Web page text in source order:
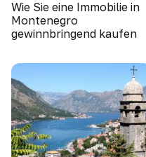
Wie Sie eine Immobilie in
Montenegro
gewinnbringend kaufen